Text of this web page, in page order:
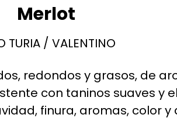
Merlot
TURIA / VALENTINO
redondos y grasos, de
con taninos suaves y
finura, aromas, color y